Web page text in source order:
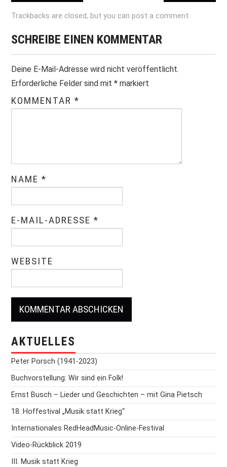
Trackbacks are closed, but you canpost a comment.
SCHREIBE EINEN KOMMENTAR
Deine E-Mail-Adresse wird nicht veröffentlicht.
Erforderliche Felder sind mit* markiert
KOMMENTAR*
NAME*
E-MAIL-ADRESSE*
WEBSITE
AKTUELLES
Peter Porsch (1941-2023)
Buchvorstellung: Wir sind ein Folk!
Ernst Busch – Lieder und Geschichten – mit Gina Pietsch
18. Hoffestival „Musik statt Krieg“
Internationales RedHeadMusic-Online-Festival
Video-Rückblick 2019
III. Musik statt Krieg